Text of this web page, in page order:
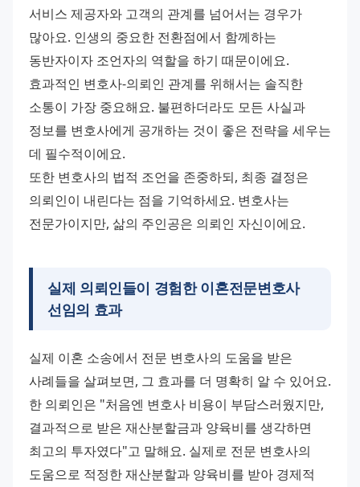
서비스 제공자와 고객의 관계를 넘어서는 경우가
많아요. 인생의 중요한 전환점에서 함께하는
동반자이자 조언자의 역할을 하기 때문이에요.
효과적인 변호사-의뢰인 관계를 위해서는 솔직한
소통이 가장 중요해요. 불편하더라도 모든 사실과
정보를 변호사에게 공개하는 것이 좋은 전략을 세우는
데 필수적이에요.
또한 변호사의 법적 조언을 존중하되, 최종 결정은
의뢰인이 내린다는 점을 기억하세요. 변호사는
전문가이지만, 삶의 주인공은 의뢰인 자신이에요.
실제 의뢰인들이 경험한이혼전문변호사
선임의 효과
실제 이혼 소송에서 전문 변호사의 도움을 받은
사례들을 살펴보면, 그 효과를 더 명확히 알 수 있어요.
한 의뢰인은 "처음엔 변호사 비용이 부담스러웠지만,
결과적으로 받은 재산분할금과 양육비를 생각하면
최고의 투자였다"고 말해요. 실제로 전문 변호사의
도움으로 적정한 재산분할과 양육비를 받아 경제적